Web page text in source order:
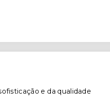
e da qualidade